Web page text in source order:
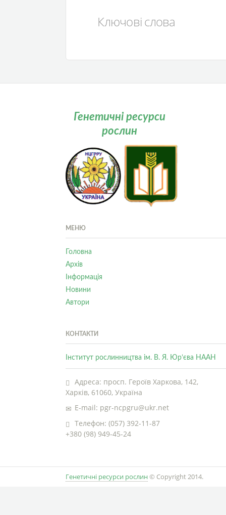
Ключові слова
Генетичні ресурси
рослин
МЕНЮ
Головна
Архів
Інформація
Новини
Автори
КОНТАКТИ
Інститут рослинництва ім. В. Я. Юр’єва НААН
Адреса: просп. Героїв Харкова, 142,
Харків, 61060, Україна
E-mail: pgr-ncpgru@ukr.net
Телефон: (057) 392-11-87
+380 (98) 949-45-24
Генетичні ресурси рослин © Copyright 2014.